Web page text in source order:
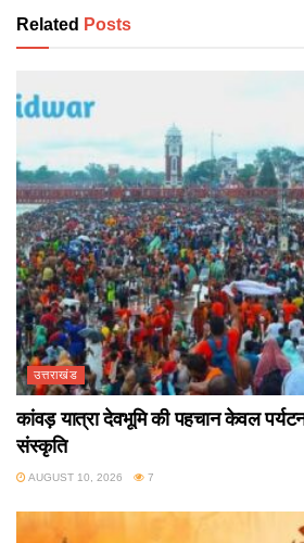
Related Posts
उत्तराखंड
कांवड़ यात्रा देवभूमि की पहचान केवल
संस्कृति
AUGUST 10, 2026 7